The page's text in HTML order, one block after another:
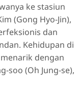
ke stasiun
(Gong Hyo-Jin),
dan
Kehidupan di
dengan
soo (Oh Jung-se),